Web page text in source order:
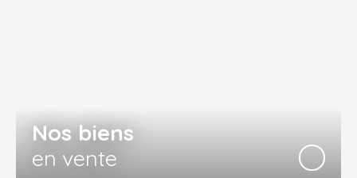
Nos biens
en vente